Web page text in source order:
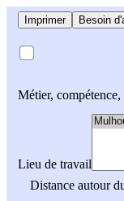
Imprimer Besoin
Métier,
Lieu de travail
Distance autour